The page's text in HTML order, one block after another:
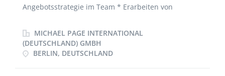
Angebotsstrategie im Team * Erarbeiten von
anspruchsvollen Projekten für Baulogistikleistungen
* Anfrage sowie Auswertung von Nachunternehmer-
Angeboten inkl. der Erstellung von Preisspiegeln *
MICHAEL PAGE INTERNATIONAL
(DEUTSCHLAND) GMBH
BERLIN, DEUTSCHLAND